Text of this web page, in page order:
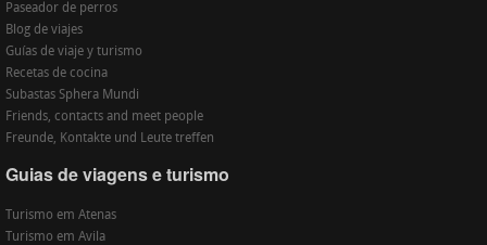
Paseador de perros
Blog de viajes
Guías de viaje y turismo
Recetas de cocina
Subastas Sphera Mundi
Friends, contacts and meet people
Freunde, Kontakte und Leute treffen
Guias de viagens e turismo
Turismo em Atenas
Turismo em Avila